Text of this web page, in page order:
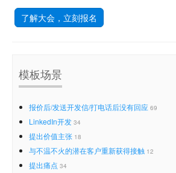
了解大会，立刻报名
模板场景
报价后/发送开发信/打电话后没有回应 69
LinkedIn开发 34
提出价值主张 18
与不温不火的潜在客户重新获得接触 12
提出痛点 34